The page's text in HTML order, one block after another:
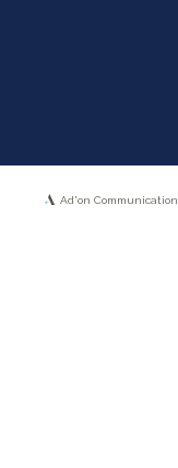
Ad'on Communication